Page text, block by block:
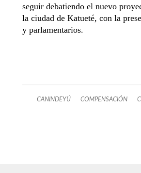
seguir debatiendo el nuevo
la ciudad de Katueté, con la
y parlamentarios.
CANINDEYÚ COMPENSACIÓN